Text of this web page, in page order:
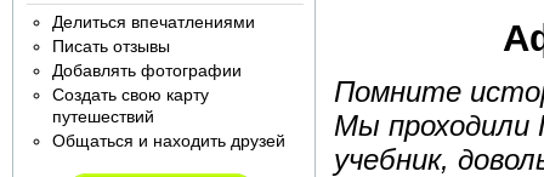
Делиться впечатлениями
Писать отзывы
Добавлять фотографии
Создать свою карту
путешествий
Общаться и находить друзей
Помните
Мы проходили
учебник,